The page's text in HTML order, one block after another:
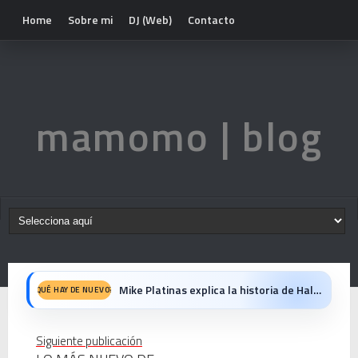
Home Sobre mi DJ (Web) Contacto
mamomo | blog
QUÉ HAY DE NUEVO? John Candy: Yo me gusto — El hombre bueno que nos hacía reír de verdad
Siguiente publicación